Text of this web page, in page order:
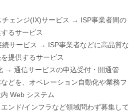
チェンジ(IX)サービス → ISP事業者間の
るサービス
サービス → ISP事業者などに高品質な
提供するサービス
→ 通信サービスの申込受付・開通管
どを、オペレーション自動化や業務フ
Web システム
ンド/インフラなど領域問わず募集して